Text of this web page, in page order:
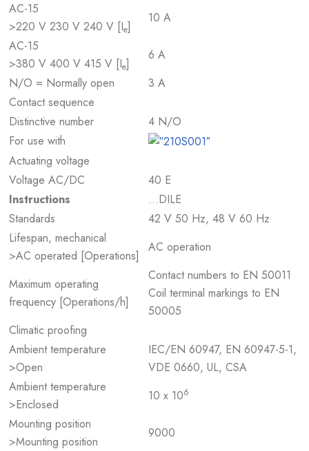
AC-15
>220 V 230 V 240 V [Ie]
10 A
AC-15
>380 V 400 V 415 V [Ie]
6 A
N/O = Normally open
3 A
Contact sequence
Distinctive number
4 N/O
For use with
Actuating voltage
Voltage AC/DC
40 E
Instructions
…DILE
Standards
42 V 50 Hz, 48 V 60 Hz
Lifespan, mechanical
>AC operated [Operations]
AC operation
Maximum operating
frequency [Operations/h]
Contact numbers to EN 50011
Coil terminal markings to EN
50005
Climatic proofing
Ambient temperature
>Open
IEC/EN 60947, EN 60947-5-1,
VDE 0660, UL, CSA
Ambient temperature
>Enclosed
10 x 106
Mounting position
>Mounting position
9000